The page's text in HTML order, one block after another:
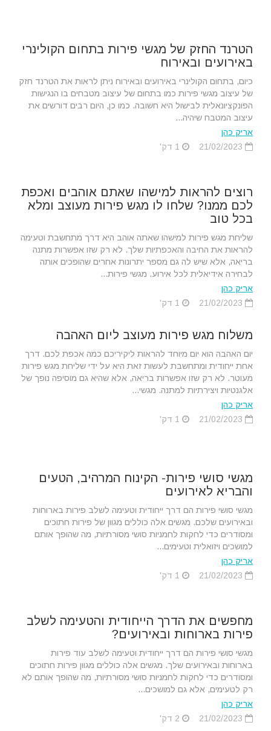
הטרנד החזק של מגשי פירות בתחום הקולינרי
באירועים ובאירוח
כיום, בתחום הקולינרי באירועים ובאירוח ניתן לראות את הטרנד חזק
של עיצוב מגשי פירות כמו בתחום של עיצוב מטבחים בו הנגישות
הפונקציונאלית לבישול היא חשובה. כמו כן, היום רבים דורשים את
עיצוב המטבח שיהיה...
אריק כהן
רוצים להראות למישהו שאתם אוהבים ואכפת
לכם ממנו? שלחו לו מגש פירות מעוצב ומלא
בכל טוב
שליחת מגש פירות למישהו שאתה אוהב היא דרך מתחשבת וטעימה
להראות את החיבה והאכפתיות שלך. לא רק שזו אפשרות מתנה
בריאה, אלא שיש לה גם מספר יתרונות אחרים שהופכים אותה
לבחירה אידיאלית לכל אירוע. מגשי פירות...
אריק כהן
משלוח מגש פירות מעוצב ליום האהבה
יום האהבה הוא יום מיוחד להראות ליקיריכם כמה אכפת לכם. דרך
אחת ייחודית ומתחשבת לעשות זאת היא על ידי שליחת מגש פירות
מעוטר. לא רק שזו אפשרות בריאה, אלא שהיא גם מוסיפה נופך של
אלגנטיות ויצירתיות למתנה. מגשי...
אריק כהן
מגשי סושי פירות- הקינוח המרהיב, הטעים
והבריא לאירועים
מגשי סושי פירות הם דרך ייחודית וטעימה לשלב פירות בארוחות
ובאירועים שלכם. מגשים אלה כוללים מגוון של פירות חתוכים
ומסודרים כדי לחקות לחמניות סושי מסורתיות, מה שהופך אותם
למושכים ויזואלית וטעימים...
אריק כהן
מחפשים את הדרך הייחודית והטעימה לשלב
פירות בארוחות ובאירועים?
מגשי סושי פירות הם דרך ייחודית וטעימה לשלב עוד פירות
בארוחות ובאירועים שלך. מגשים אלה כוללים מגוון פירות חתוכים
ומסודרים כדי לחקות לחמניות סושי מסורתיות, מה שהופך אותם לא
רק לטעימים, אלא גם למושכים...
אריק כהן